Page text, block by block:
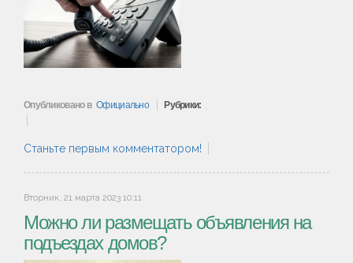
Опубликовано в Официально Рубрики:
Станьте первым комментатором!
Вторник, 21 марта 2023 10:11
Можно ли размещать объявления на
подъездах домов?